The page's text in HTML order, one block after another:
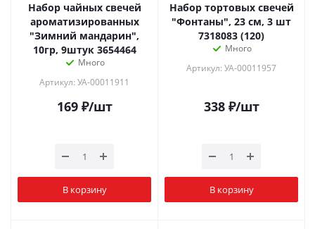
Набор чайных свечей
ароматизированных
"Зимний мандарин",
10гр, 9штук 3654464
Много
Артикул: УА-00011911
169₽/шт
В корзину
Набор тортовых свечей
"Фонтаны", 23 см, 3 шт
7318083 (120)
Много
Артикул: УА-00011957
338₽/шт
В корзину